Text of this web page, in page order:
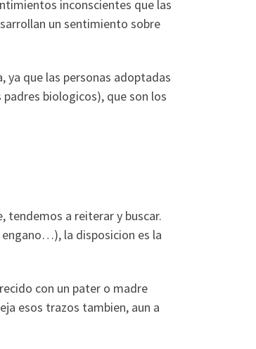
inconscientes que las
un sentimiento sobre
que las personas adoptadas
biologicos), que son los
tendemos a reiterar y buscar.
la disposicion es la
con un pater o madre
esos trazos tambien, aun a